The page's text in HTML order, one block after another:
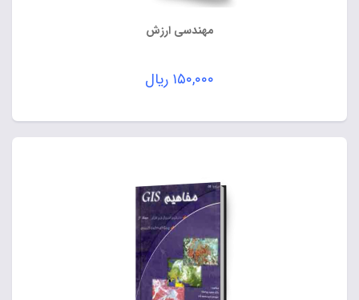
مهندسی ارزش
۱۵۰,۰۰۰ ریال